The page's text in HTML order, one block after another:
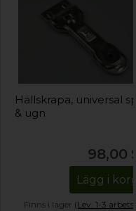
Hällskrapa, universal
& ugn
98,00
Lägg i
Finns i lager (Lev. 1-3